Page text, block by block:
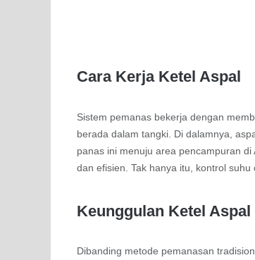
Cara Kerja Ketel Aspal
Sistem pemanas bekerja dengan
berada dalam tangki. Di dalamnya,
panas ini menuju area pencampuran
dan efisien. Tak hanya itu, kontrol
Keunggulan Ketel
Dibanding metode pemanasan